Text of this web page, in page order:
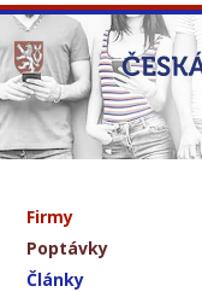
Firmy
Poptávky
Články